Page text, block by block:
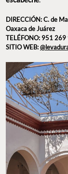
DIRECCIÓN: C. de
Oaxaca de Juárez
TELÉFONO: 951
SITIO WEB: